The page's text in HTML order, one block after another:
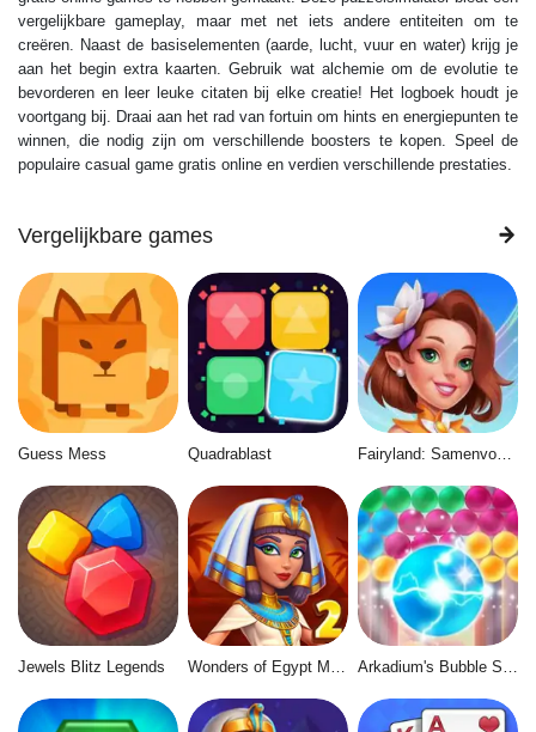
vergelijkbare gameplay, maar met net iets andere entiteiten om te
creëren. Naast de basiselementen (aarde, lucht, vuur en water) krijg je
aan het begin extra kaarten. Gebruik wat alchemie om de evolutie te
bevorderen en leer leuke citaten bij elke creatie! Het logboek houdt je
voortgang bij. Draai aan het rad van fortuin om hints en energiepunten te
winnen, die nodig zijn om verschillende boosters te kopen. Speel de
populaire casual game gratis online en verdien verschillende prestaties.
Vergelijkbare games
Guess Mess Quadrablast Fairyland: Samenvoegen & Magie
Jewels Blitz Legends Wonders of Egypt Match 2 Arkadium's Bubble Shooter